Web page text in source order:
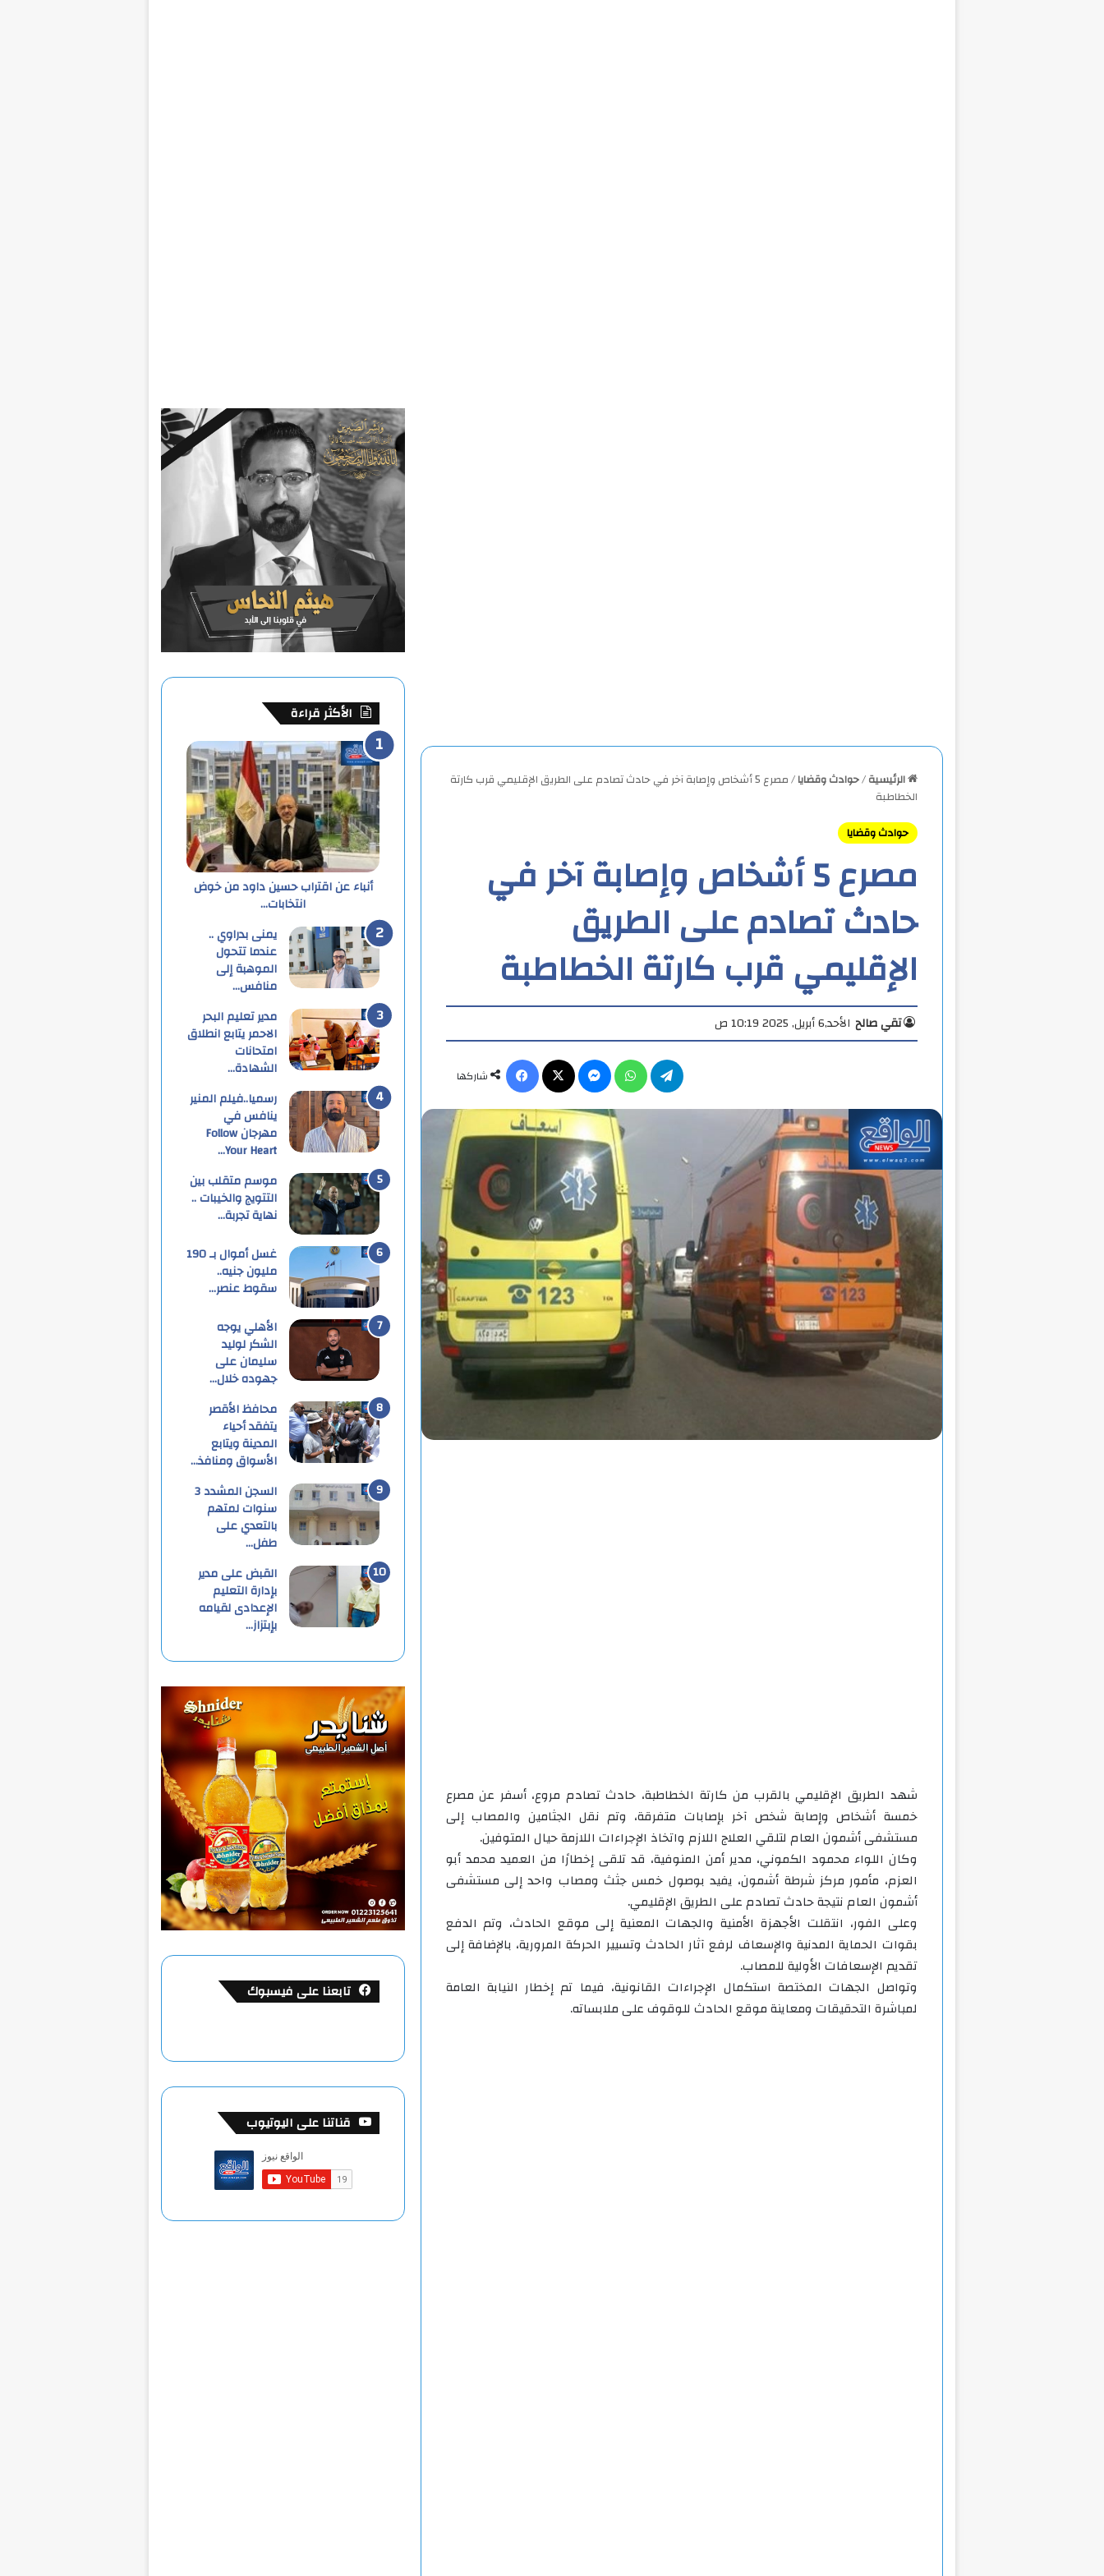
الرئيسية/حوادث وقضايا/
مصرع 5 أشخاص وإصابة آخر في حادث تصادم على الطريق الإقليمي قرب كارتة
الخطاطبة
حوادث وقضايا
مصرع 5 أشخاص وإصابة آخر في
حادث تصادم على الطريق
الإقليمي قرب كارتة الخطاطبة
تقي صالح الأحد,6 أبريل, 2025 10:19 ص
شاركها
ماسنجر واتساب تيلقرام
شهد الطريق الإقليمي بالقرب من كارتة الخطاطبة، حادث تصادم مروع، أسفر عن مصرع
خمسة أشخاص وإصابة شخص آخر بإصابات متفرقة، وتم نقل الجثامين والمصاب إلى
مستشفى أشمون العام لتلقي العلاج اللازم واتخاذ الإجراءات اللازمة حيال المتوفين.
وكان اللواء محمود الكموني، مدير أمن المنوفية، قد تلقى إخطارًا من العميد محمد أبو
العزم، مأمور مركز شرطة أشمون، يفيد بوصول خمس جثث ومصاب واحد إلى مستشفى
أشمون العام نتيجة حادث تصادم على الطريق الإقليمي.
وعلى الفور، انتقلت الأجهزة الأمنية والجهات المعنية إلى موقع الحادث، وتم الدفع
بقوات الحماية المدنية والإسعاف لرفع آثار الحادث وتسيير الحركة المرورية، بالإضافة إلى
تقديم الإسعافات الأولية للمصاب.
وتواصل الجهات المختصة استكمال الإجراءات القانونية، فيما تم إخطار النيابة العامة
لمباشرة التحقيقات ومعاينة موقع الحادث للوقوف على ملابساته.
الأكثر قراءة
أنباء عن اقتراب حسين داود من خوض
انتخابات…
يمنى بدراوي ..
عندما تتحول
الموهبة إلى
منافس…
مدير تعليم البحر
الاحمر يتابع انطلاق
امتحانات
الشهادة…
رسميا..فيلم المنير
ينافس في
مهرجان Follow
Your Heart…
موسم متقلب بين
التتويج والخيبات ..
نهاية تجربة…
غسل أموال بـ 190
مليون جنيه..
سقوط عنصر…
الأهلي يوجه
الشكر لوليد
سليمان على
جهوده خلال…
محافظ الأقصر
يتفقد أحياء
المدينة ويتابع
الأسواق ومنافذ…
السجن المشدد 3
سنوات لمتهم
بالتعدي على
طفل…
القبض على مدير
بإدارة التعليم
الإعدادى لقيامه
بإبتزاز…
تابعنا على فيسبوك
قناتنا على اليوتيوب